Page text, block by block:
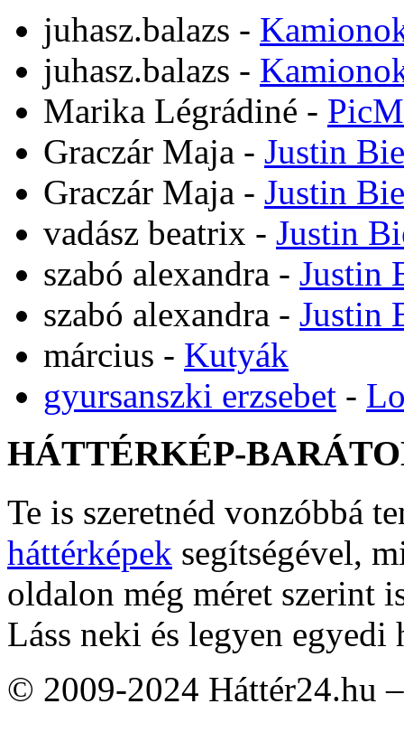
juhasz.balazs -
juhasz.balazs -
Marika Légrádiné -
Graczár Maja - Justin
Graczár Maja - Justin
vadász beatrix - Justin
szabó alexandra - Justin
szabó alexandra - Justin
március - Kutyák
gyursanszki erzsebet -
HÁTTÉRKÉP-
Te is szeretnéd vonzóbbá
háttérképek segítségével,
oldalon még méret szerint
Láss neki és legyen egyedi
© 2009-2024 Háttér24.hu